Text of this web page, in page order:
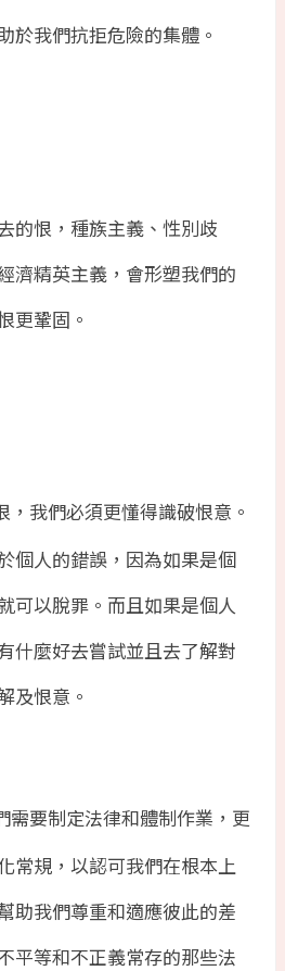
於我們抗拒危險的集體。
的恨，種族主義、性別歧
濟精英主義，會形塑我們的
更鞏固。
我們必須更懂得識破恨意。
個人的錯誤，因為如果是個
可以脫罪。而且如果是個人
什麼好去嘗試並且去了解對
及恨意。
需要制定法律和體制作業，更
常規，以認可我們在根本上
助我們尊重和適應彼此的差
平等和不正義常存的那些法